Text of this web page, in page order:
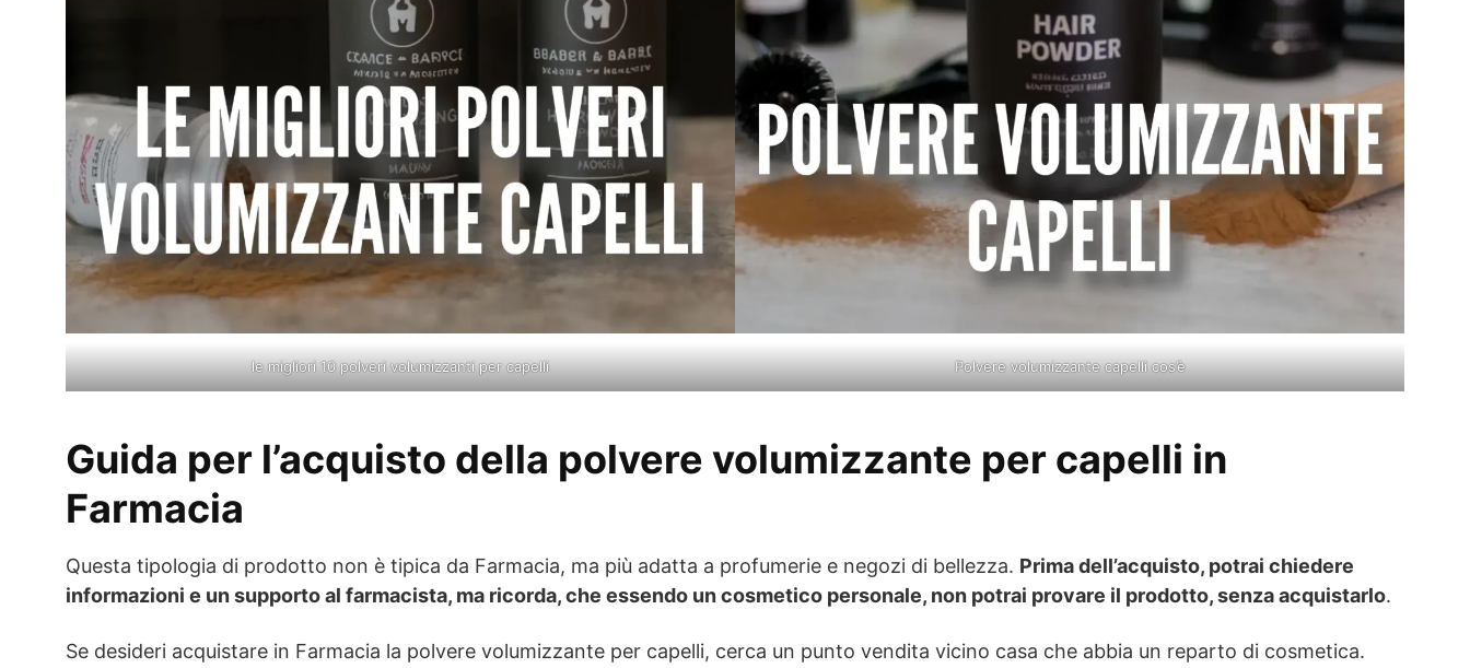
le migliori 10 polveri volumizzanti per capelli Polvere volumizzante capelli cos’è
Guida per l’acquisto della polvere volumizzante per capelli in
Farmacia
Questa tipologia di prodotto non è tipica da Farmacia, ma più adatta a profumerie e negozi di bellezza. Prima dell’acquisto, potrai chiedere
informazioni e un supporto al farmacista, ma ricorda, che essendo un cosmetico personale, non potrai provare il prodotto, senza acquistarlo.
Se desideri acquistare in Farmacia la polvere volumizzante per capelli, cerca un punto vendita vicino casa che abbia un reparto di cosmetica.